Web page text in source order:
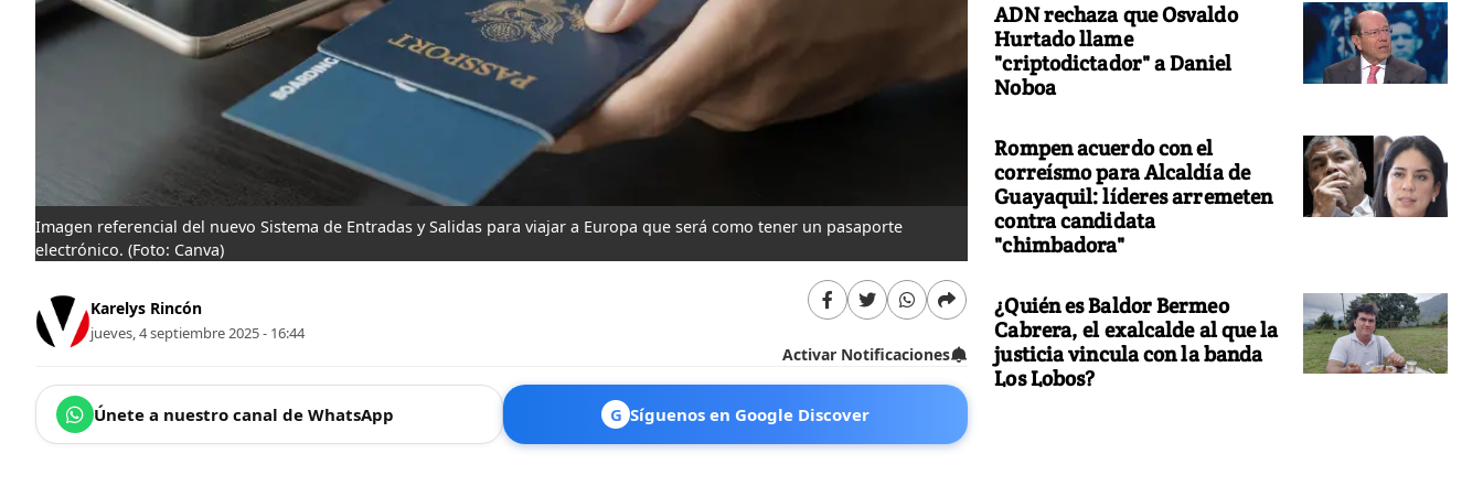
Imagen referencial del nuevo Sistema de Entradas y Salidas para viajar a Europa que será como tener un pasaporte
electrónico. (Foto: Canva)
Karelys Rincón
jueves, 4 septiembre 2025 - 16:44
Activar Notificaciones
Únete a nuestro canal de WhatsApp G Síguenos en Google Discover
ADN rechaza que Osvaldo
Hurtado llame
"criptodictador" a Daniel
Noboa
Rompen acuerdo con el
correísmo para Alcaldía de
Guayaquil: líderes arremeten
contra candidata
"chimbadora"
¿Quién es Baldor Bermeo
Cabrera, el exalcalde al que la
justicia vincula con la banda
Los Lobos?